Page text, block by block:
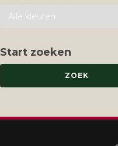
Start zoeken